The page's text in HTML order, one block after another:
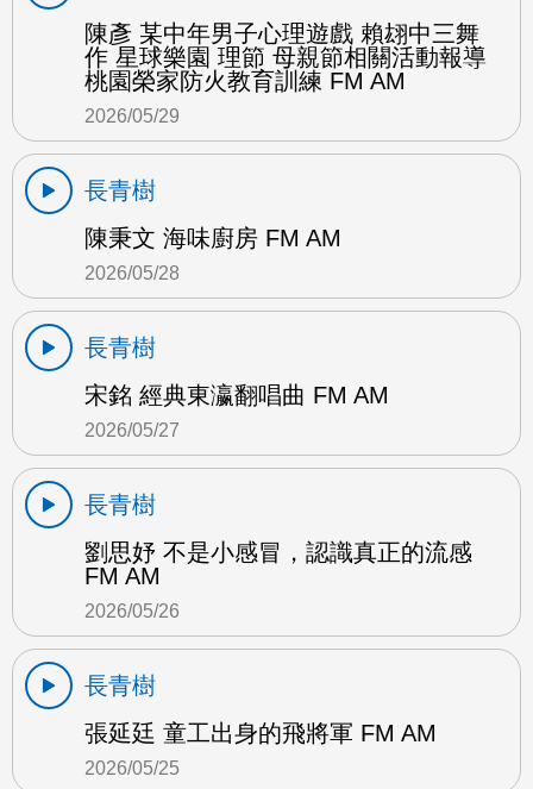
陳彥 某中年男子心理遊戲 賴翃中三舞
作 星球樂園 理節 母親節相關活動報導
桃園榮家防火教育訓練 FM AM
2026/05/29
長青樹
陳秉文 海味廚房 FM AM
2026/05/28
長青樹
宋銘 經典東瀛翻唱曲 FM AM
2026/05/27
長青樹
劉思妤 不是小感冒，認識真正的流感
FM AM
2026/05/26
長青樹
張延廷 童工出身的飛將軍 FM AM
2026/05/25